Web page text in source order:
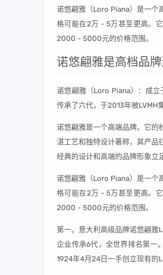
诺悠翩雅（Loro Piana）是一个
格可能在2万 - 5万甚至更高。
2000 - 5000元的价格范围。
诺悠翩雅是高档品
诺悠翩雅（Loro Piana）：成
传承了六代，于2013年被LVMH
诺悠翩雅是一个高端品牌。它的
湛工艺和独特设计著称，其产品
经典的设计和高端的品牌形象立
诺悠翩雅（Loro Piana）是一个
格可能在2万 - 5万甚至更高。
2000 - 5000元的价格范围。
第一。意大利高级品牌诺悠翩
企业传承6代，全世界排名第一
1924年4月24日一手创立现有的